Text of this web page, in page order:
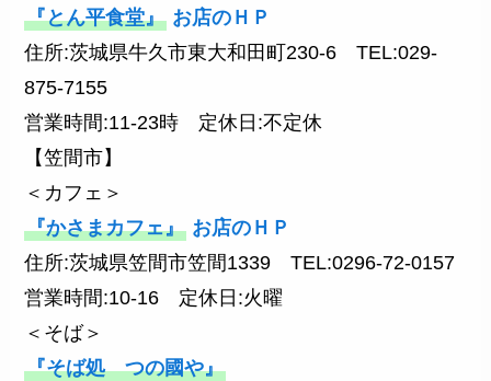
『とん平食堂』 お店のＨＰ
住所:茨城県牛久市東大和田町230-6 TEL:029-
875-7155
営業時間:11-23時 定休日:不定休
【笠間市】
＜カフェ＞
『かさまカフェ』 お店のＨＰ
住所:茨城県笠間市笠間1339 TEL:0296-72-0157
営業時間:10-16 定休日:火曜
＜そば＞
『そば処 つの國や』